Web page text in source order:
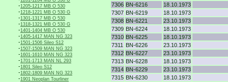
-1205-1217 MB O 530
-1218-1221 MB O 530 G
-1301-1317 MB O 530
-1318-1321 MB O 530 G
-1401-1404 MB O 530
-1405-1417 MAN NG 323
-1501-1506 Sileo S12
-1507-1509 MAN NG 323
-1601-1610 MAN NG 323
-1701-1713 MAN NL 293
-1801 Sileo S12
-1802-1809 MAN NG 323
-1901 Neoplan Tourliner
7306 BN-6216
18.10.1973
7307 BN-6219
18.10.1973
7308 BN-6221
23.10.1973
7309 BN-6224
18.10.1973
7310 BN-6225
18.10.1973
7311
BN-6226
23.10.1973
7312 BN-6227
23.10.1973
7313 BN-6228
18.10.1973
7314 BN-6229
23.10.1973
7315 BN-6230
18.10.1973